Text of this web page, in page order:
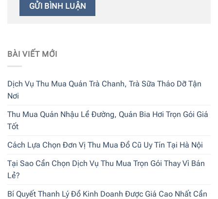
BÀI VIẾT MỚI
Dịch Vụ Thu Mua Quán Trà Chanh, Trà Sữa Tháo Dỡ Tận
Nơi
Thu Mua Quán Nhậu Lề Đường, Quán Bia Hơi Trọn Gói Giá
Tốt
Cách Lựa Chọn Đơn Vị Thu Mua Đồ Cũ Uy Tín Tại Hà Nội
Tại Sao Cần Chọn Dịch Vụ Thu Mua Trọn Gói Thay Vì Bán
Lẻ?
Bí Quyết Thanh Lý Đồ Kinh Doanh Được Giá Cao Nhất Cần